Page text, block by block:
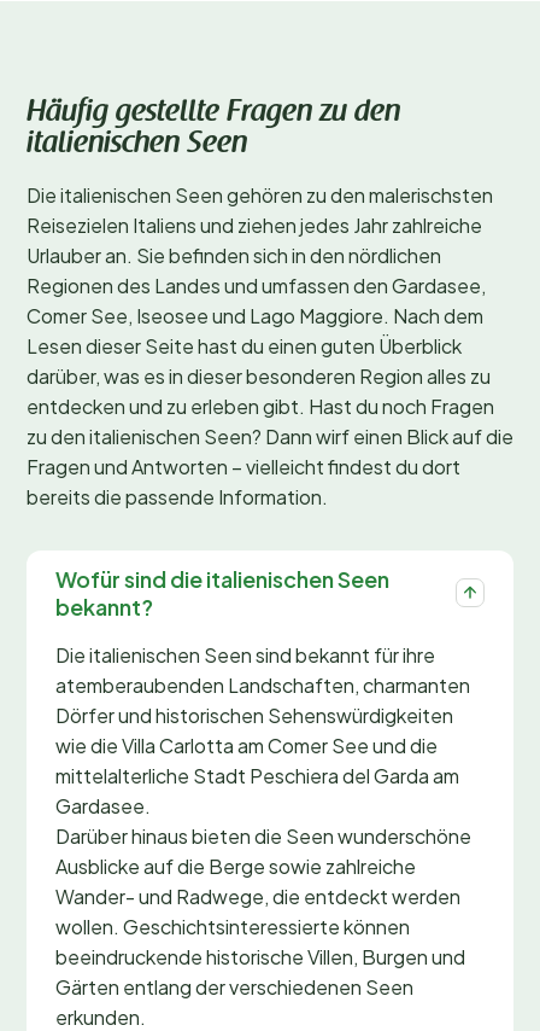
Häufig gestellte Fragen zu den
italienischen Seen
Die italienischen Seen gehören zu den malerischsten
Reisezielen Italiens und ziehen jedes Jahr zahlreiche
Urlauber an. Sie befinden sich in den nördlichen
Regionen des Landes und umfassen den Gardasee,
Comer See, Iseosee und Lago Maggiore. Nach dem
Lesen dieser Seite hast du einen guten Überblick
darüber, was es in dieser besonderen Region alles zu
entdecken und zu erleben gibt. Hast du noch Fragen
zu den italienischen Seen? Dann wirf einen Blick auf die
Fragen und Antworten – vielleicht findest du dort
bereits die passende Information.
Wofür sind die italienischen Seen
bekannt?
Die italienischen Seen sind bekannt für ihre
atemberaubenden Landschaften, charmanten
Dörfer und historischen Sehenswürdigkeiten
wie die Villa Carlotta am Comer See und die
mittelalterliche Stadt Peschiera del Garda am
Gardasee.
Darüber hinaus bieten die Seen wunderschöne
Ausblicke auf die Berge sowie zahlreiche
Wander- und Radwege, die entdeckt werden
wollen. Geschichtsinteressierte können
beeindruckende historische Villen, Burgen und
Gärten entlang der verschiedenen Seen
erkunden.